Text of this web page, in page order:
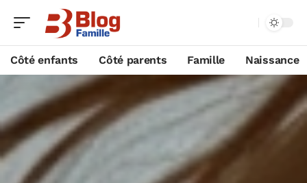
Côté enfants Côté parents Famille Naissance